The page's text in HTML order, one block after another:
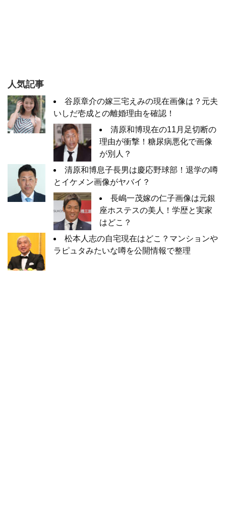
人気記事
谷原章介の嫁三宅えみの現在画像は？元夫
いしだ壱成との離婚理由を確認！
清原和博現在の11月足切断の
理由が衝撃！糖尿病悪化で画像
が別人？
清原和博息子長男は慶応野球部！退学の噂
とイケメン画像がヤバイ？
長嶋一茂嫁の仁子画像は元銀
座ホステスの美人！学歴と実家
はどこ？
松本人志の自宅現在はどこ？マンションや
ラピュタみたいな噂を公開情報で整理